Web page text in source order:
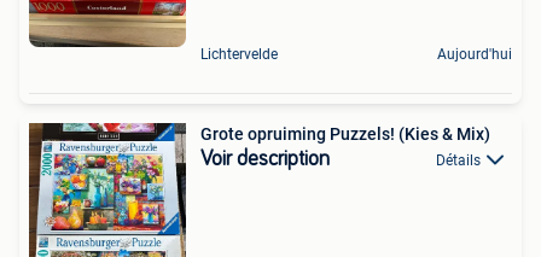
Lichtervelde Aujourd'hui
Grote opruiming Puzzels! (Kies & Mix)
Voir description Détails